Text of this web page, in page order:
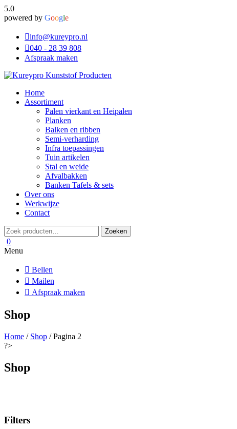
5.0
powered by Google
info@kureypro.nl
040 - 28 39 808
Afspraak maken
Home
Assortiment
Palen vierkant en Heipalen
Planken
Balken en ribben
Semi-verharding
Infra toepassingen
Tuin artikelen
Stal en weide
Afvalbakken
Banken Tafels & sets
Over ons
Werkwijze
Contact
Zoeken
naar:
Zoeken
0
Menu
Bellen
Mailen
Afspraak maken
Shop
Home / Shop / Pagina 2
?>
Shop
Filters